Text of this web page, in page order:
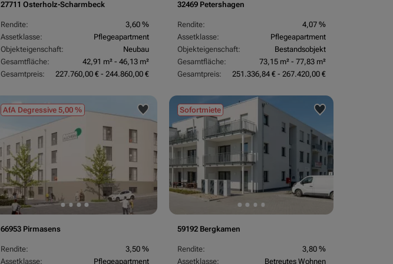
27711 Osterholz-Scharmbeck
Rendite:
3,60 %
Assetklasse:
Pflegeapartment
Objekteigenschaft:
Neubau
Gesamtfläche:
42,91 m² - 46,13 m²
Gesamtpreis:
227.760,00 € - 244.860,00 €
32469 Petershagen
Rendite:
4,07 %
Assetklasse:
Pflegeapartment
Objekteigenschaft:
Bestandsobjekt
Gesamtfläche:
73,15 m² - 77,83 m²
Gesamtpreis:
251.336,84 € - 267.420,00 €
AfA Degressive 5,00 %
66953 Pirmasens
Rendite:
3,50 %
Assetklasse:
Pflegeapartment
Sofortmiete
59192 Bergkamen
Rendite:
3,80 %
Assetklasse:
Betreutes Wohnen